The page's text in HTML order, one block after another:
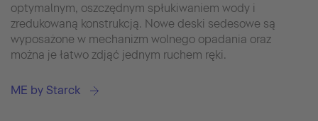
optymalnym, oszczędnym spłukiwaniem wody i
zredukowaną konstrukcją. Nowe deski sedesowe są
wyposażone w mechanizm wolnego opadania oraz
można je łatwo zdjąć jednym ruchem ręki.
ME by Starck